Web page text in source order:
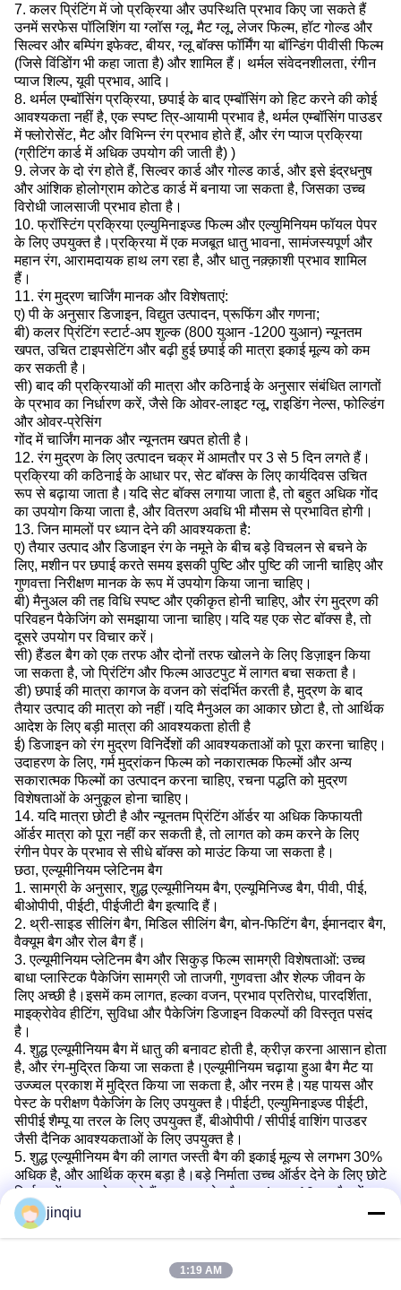
7. कलर प्रिंटिंग में जो प्रक्रिया और उपस्थिति प्रभाव किए जा सकते हैं
उनमें सरफेस पॉलिशिंग या ग्लॉस ग्लू, मैट ग्लू, लेजर फिल्म, हॉट गोल्ड और
सिल्वर और बम्पिंग इफेक्ट, बीयर, ग्लू बॉक्स फॉर्मिंग या बॉन्डिंग पीवीसी फिल्म
(जिसे विंडोिंग भी कहा जाता है) और शामिल हैं। थर्मल संवेदनशीलता, रंगीन
प्याज शिल्प, यूवी प्रभाव, आदि।
8. थर्मल एम्बॉसिंग प्रक्रिया, छपाई के बाद एम्बॉसिंग को हिट करने की कोई
आवश्यकता नहीं है, एक स्पष्ट त्रि-आयामी प्रभाव है, थर्मल एम्बॉसिंग पाउडर
में फ्लोरोसेंट, मैट और विभिन्न रंग प्रभाव होते हैं, और रंग प्याज प्रक्रिया
(ग्रीटिंग कार्ड में अधिक उपयोग की जाती है) )
9. लेजर के दो रंग होते हैं, सिल्वर कार्ड और गोल्ड कार्ड, और इसे इंद्रधनुष
और आंशिक होलोग्राम कोटेड कार्ड में बनाया जा सकता है, जिसका उच्च
विरोधी जालसाजी प्रभाव होता है।
10. फ्रॉस्टिंग प्रक्रिया एल्युमिनाइज्ड फिल्म और एल्युमिनियम फॉयल पेपर
के लिए उपयुक्त है।प्रक्रिया में एक मजबूत धातु भावना, सामंजस्यपूर्ण और
महान रंग, आरामदायक हाथ लग रहा है, और धातु नक़्क़ाशी प्रभाव शामिल
हैं।
11. रंग मुद्रण चार्जिंग मानक और विशेषताएं:
ए) पी के अनुसार डिजाइन, विद्युत उत्पादन, प्रूफिंग और गणना;
बी) कलर प्रिंटिंग स्टार्ट-अप शुल्क (800 युआन -1200 युआन) न्यूनतम
खपत, उचित टाइपसेटिंग और बढ़ी हुई छपाई की मात्रा इकाई मूल्य को कम
कर सकती है।
सी) बाद की प्रक्रियाओं की मात्रा और कठिनाई के अनुसार संबंधित लागतों
के प्रभाव का निर्धारण करें, जैसे कि ओवर-लाइट ग्लू, राइडिंग नेल्स, फोल्डिंग
और ओवर-प्रेसिंग
गोंद में चार्जिंग मानक और न्यूनतम खपत होती है।
12. रंग मुद्रण के लिए उत्पादन चक्र में आमतौर पर 3 से 5 दिन लगते हैं।
प्रक्रिया की कठिनाई के आधार पर, सेट बॉक्स के लिए कार्यदिवस उचित
रूप से बढ़ाया जाता है।यदि सेट बॉक्स लगाया जाता है, तो बहुत अधिक गोंद
का उपयोग किया जाता है, और वितरण अवधि भी मौसम से प्रभावित होगी।
13. जिन मामलों पर ध्यान देने की आवश्यकता है:
ए) तैयार उत्पाद और डिजाइन रंग के नमूने के बीच बड़े विचलन से बचने के
लिए, मशीन पर छपाई करते समय इसकी पुष्टि और पुष्टि की जानी चाहिए और
गुणवत्ता निरीक्षण मानक के रूप में उपयोग किया जाना चाहिए।
बी) मैनुअल की तह विधि स्पष्ट और एकीकृत होनी चाहिए, और रंग मुद्रण की
परिवहन पैकेजिंग को समझाया जाना चाहिए।यदि यह एक सेट बॉक्स है, तो
दूसरे उपयोग पर विचार करें।
सी) हैंडल बैग को एक तरफ और दोनों तरफ खोलने के लिए डिज़ाइन किया
जा सकता है, जो प्रिंटिंग और फिल्म आउटपुट में लागत बचा सकता है।
डी) छपाई की मात्रा कागज के वजन को संदर्भित करती है, मुद्रण के बाद
तैयार उत्पाद की मात्रा को नहीं।यदि मैनुअल का आकार छोटा है, तो आर्थिक
आदेश के लिए बड़ी मात्रा की आवश्यकता होती है
ई) डिजाइन को रंग मुद्रण विनिर्देशों की आवश्यकताओं को पूरा करना चाहिए।
उदाहरण के लिए, गर्म मुद्रांकन फिल्म को नकारात्मक फिल्मों और अन्य
सकारात्मक फिल्मों का उत्पादन करना चाहिए, रचना पद्धति को मुद्रण
विशेषताओं के अनुकूल होना चाहिए।
14. यदि मात्रा छोटी है और न्यूनतम प्रिंटिंग ऑर्डर या अधिक किफायती
ऑर्डर मात्रा को पूरा नहीं कर सकती है, तो लागत को कम करने के लिए
रंगीन पेपर के प्रभाव से सीधे बॉक्स को माउंट किया जा सकता है।
छठा, एल्यूमीनियम प्लेटिनम बैग
1. सामग्री के अनुसार, शुद्ध एल्यूमीनियम बैग, एल्यूमिनिज्ड बैग, पीवी, पीई,
बीओपीपी, पीईटी, पीईजीटी बैग इत्यादि हैं।
2. थ्री-साइड सीलिंग बैग, मिडिल सीलिंग बैग, बोन-फिटिंग बैग, ईमानदार बैग,
वैक्यूम बैग और रोल बैग हैं।
3. एल्यूमीनियम प्लेटिनम बैग और सिकुड़ फिल्म सामग्री विशेषताओं: उच्च
बाधा प्लास्टिक पैकेजिंग सामग्री जो ताजगी, गुणवत्ता और शेल्फ जीवन के
लिए अच्छी है।इसमें कम लागत, हल्का वजन, प्रभाव प्रतिरोध, पारदर्शिता,
माइक्रोवेव हीटिंग, सुविधा और पैकेजिंग डिजाइन विकल्पों की विस्तृत पसंद
है।
4. शुद्ध एल्यूमीनियम बैग में धातु की बनावट होती है, क्रीज़ करना आसान होता
है, और रंग-मुद्रित किया जा सकता है।एल्यूमीनियम चढ़ाया हुआ बैग मैट या
उज्ज्वल प्रकाश में मुद्रित किया जा सकता है, और नरम है।यह पायस और
पेस्ट के परीक्षण पैकेजिंग के लिए उपयुक्त है।पीईटी, एल्युमिनाइज्ड पीईटी,
सीपीई शैम्पू या तरल के लिए उपयुक्त हैं, बीओपीपी / सीपीई वाशिंग पाउडर
जैसी दैनिक आवश्यकताओं के लिए उपयुक्त है।
5. शुद्ध एल्यूमीनियम बैग की लागत जस्ती बैग की इकाई मूल्य से लगभग 30%
अधिक है, और आर्थिक क्रम बड़ा है।बड़े निर्माता उच्च ऑर्डर देने के लिए छोटे
निर्माताओं का उपयोग करते हैं।उदाहरण के तौर पर 4cm×10cm बैग लें।
बड़े निर्माता आमतौर पर 100,000 इकाइयों का ऑर्डर देते हैं।छोटे निर्माताओं
के लिए, MOQ लगभग 30,000 है।रोल फिल्म के लिए, इसे बिना छपाई के
मुद्रण के लिए, MOQ लगभग 100 किग्रा, लगभग 45 युआन / किग्रा, रोल
फिल्म विशेष भरने वाले उपकरण की आवश्यकता होती है, और रोल फिल्म बैग
jinqiu
1:19 AM